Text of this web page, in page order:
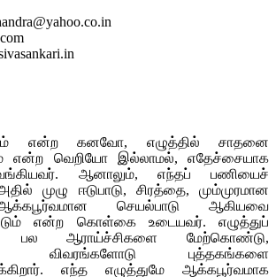
என்ற கனவோ, எழுத்தில் சாதனை
என்ற வெறியோ இல்லாமல், எதேச்சையாக
ஆனாலும், எந்தப் பணியைச்
முழு ஈடுபாடு, சிரத்தை, மும்முரமான
செயல்பாடு ஆகியவை
என்ற கொள்கை உடையவர். எழுத்துப்
பல ஆராய்ச்சிகளை மேற்கொண்டு,
விவரங்களோடு புத்தகங்களை
எந்த எழுத்துமே ஆக்கபூர்வமாக